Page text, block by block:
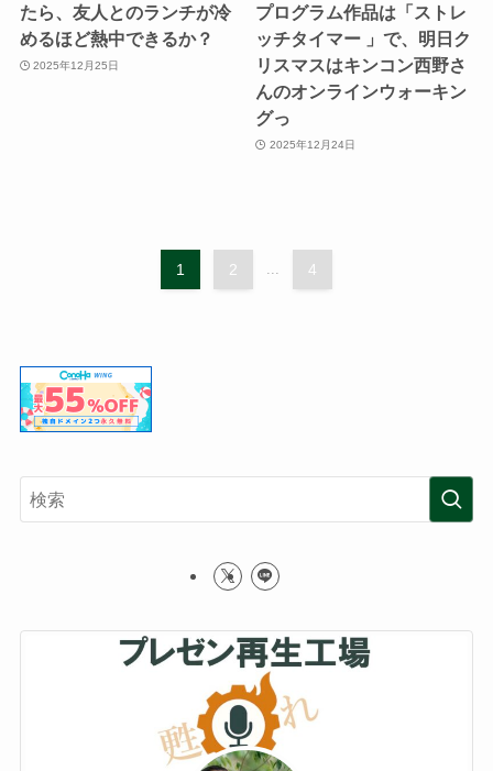
たら、友人とのランチが冷
めるほど熱中できるか？
2025年12月25日
プログラム作品は「ストレ
ッチタイマー 」で、明日ク
リスマスはキンコン西野さ
んのオンラインウォーキン
グっ
2025年12月24日
1 2 4